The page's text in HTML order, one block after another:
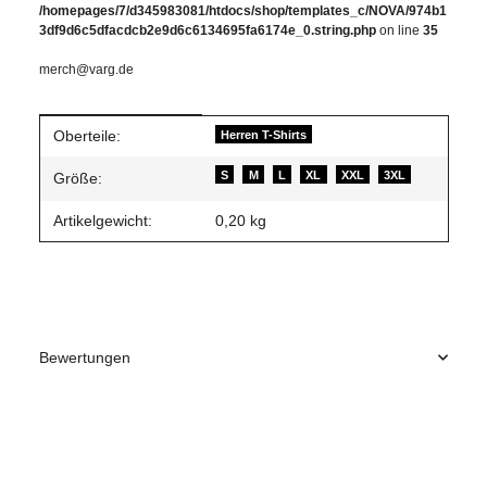
/homepages/7/d345983081/htdocs/shop/templates_c/NOVA/974b1
3df9d6c5dfacdcb2e9d6c6134695fa6174e_0.string.php on line 35
merch@varg.de
Produkteigenschaft
Wert
Oberteile: Herren T-Shirts
Größe: S M L XL XXL 3XL
Artikelgewicht: 0,20 kg
Bewertungen